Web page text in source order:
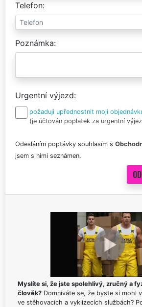
Telefon
Poznámka
Urgentní výjezd
požaduji upřednostnit moji
(je účtován poplatek za urgentní
Odesláním poptávky souhlasím s
jsem s nimi seznámen.
Myslíte si, že jste spolehlivý, zručný a
člověk? Domníváte se, že byste si mohl
ve stěhovacích a vyklízecích službách?